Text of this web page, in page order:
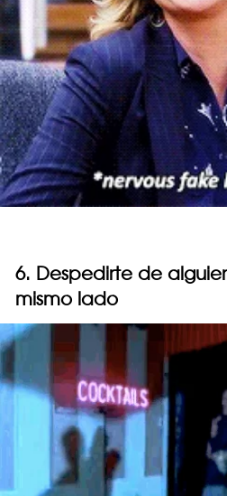
6. Despedirte de
mismo lado